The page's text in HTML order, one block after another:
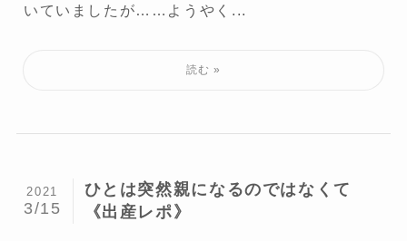
いていましたが……ようやく...
ひとは突然親になるのではなくて
《出産レポ》
2021
3/15